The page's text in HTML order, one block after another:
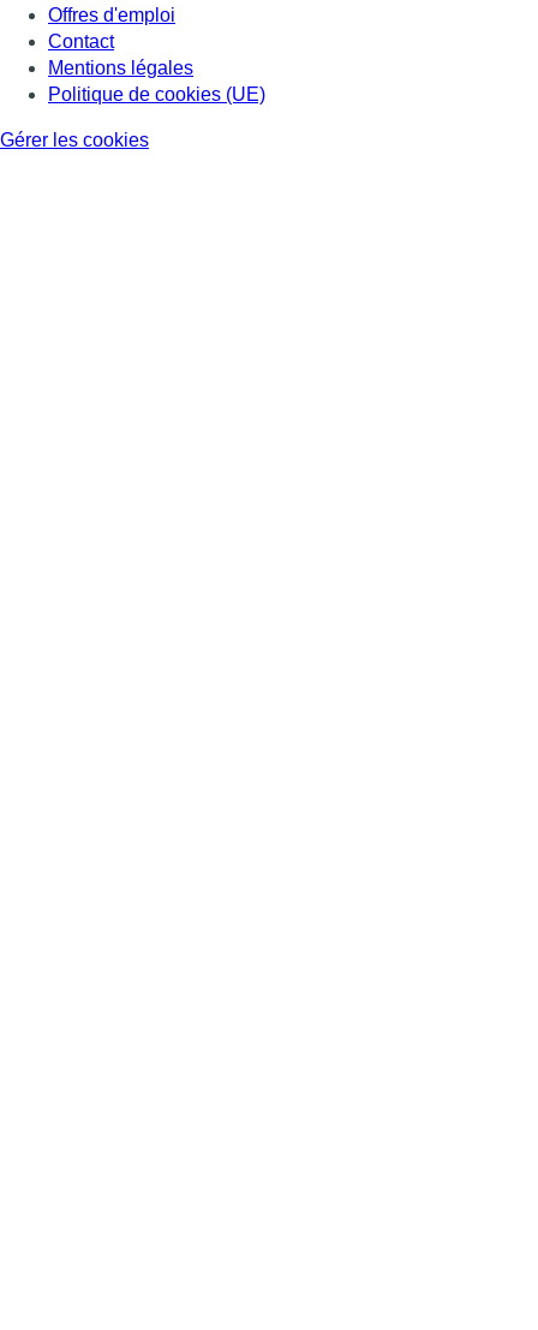
Offres d'emploi
Contact
Mentions légales
Politique de cookies (UE)
Gérer les cookies